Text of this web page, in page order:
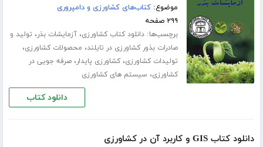
موضوع:کتاب‌های کشاورزی و دامپروری
۲۹۹ صفحه
برچسب‌ها:دانلود کتاب کشاورزی،آزمایشات بذر، تولید و
صادرات بذور کشاورزی در تایلند، محصولات کشاورزی،
تولیدات کشاورزی،کشاورزی پایدار،صرفه جویی در
کشاورزی، سیستم های کشاورزی
دانلود کتاب
دانلود کتاب GIS و کاربرد آن در کشاورزی